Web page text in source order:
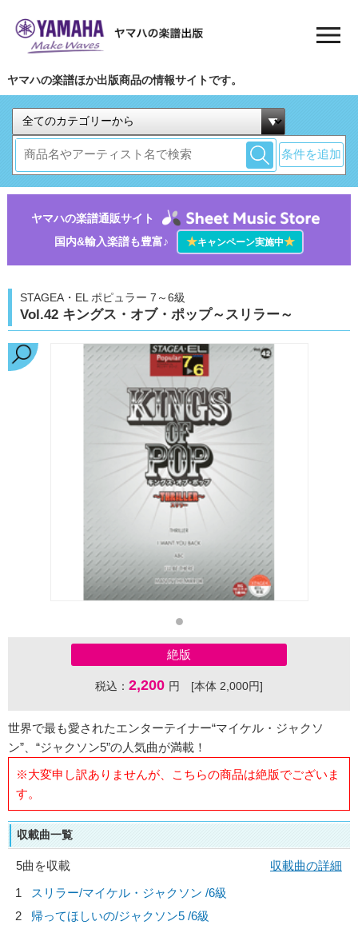
ヤマハの楽譜ほか出版商品の情報サイトです。
条件を追加
ヤマハの楽譜通販サイト
国内&輸入楽譜も豊富♪
★キャンペーン実施中★
STAGEA・EL ポピュラー 7～6級
Vol.42 キングス・オブ・ポップ～スリラー～
絶版
税込： 2,200 円 [本体 2,000円]
世界で最も愛されたエンターテイナー“マイケル・ジャクソ
ン”、“ジャクソン5”の人気曲が満載！
※大変申し訳ありませんが、こちらの商品は絶版でございま
す。
収載曲一覧
5曲を収載
収載曲の詳細
1
スリラー/マイケル・ジャクソン /6級
2
帰ってほしいの/ジャクソン5 /6級